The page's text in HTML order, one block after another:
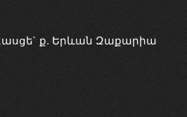
ք. Երևան Զաքարիա